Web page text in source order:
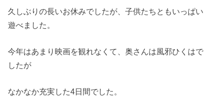
久しぶりの長いお休みでしたが、子供たちともいっぱい
遊べました。
今年はあまり映画を観れなくて、奥さんは風邪ひくはで
したが
なかなか充実した4日間でした。